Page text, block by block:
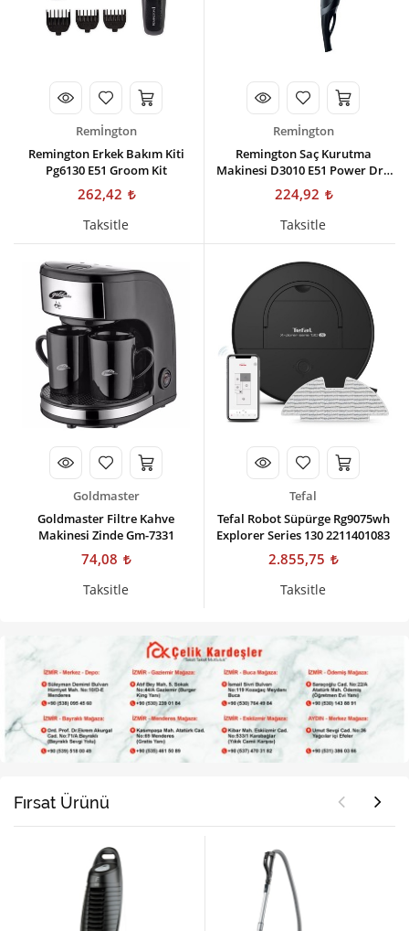
Remİngton
Remington Erkek Bakım Kiti
Pg6130 E51 Groom Kit
262,42
Taksitle
Remİngton
Remington Saç Kurutma
Makinesi D3010 E51 Power Dry
2000 Dryer
224,92
Taksitle
Goldmaster
Goldmaster Filtre Kahve
Makinesi Zinde Gm-7331
74,08
Taksitle
Tefal
Tefal Robot Süpürge Rg9075wh
Explorer Series 130 2211401083
2.855,75
Taksitle
Fırsat Ürünü